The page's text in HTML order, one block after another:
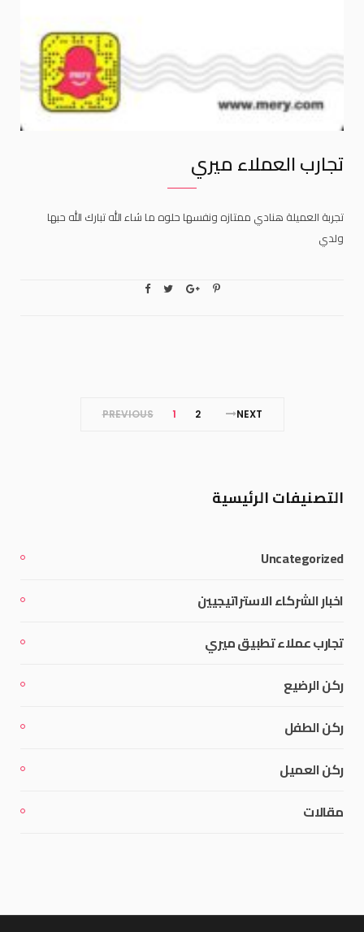
تجارب العملاء ميري
تجربة العميلة هنادي ممتازه ونفسها حلوه ما شاء الله تبارك الله حبها
ولدي
PREVIOUS 1 2 NEXT
التصنيفات الرئيسية
Uncategorized
اخبار الشركاء الاستراتيجيين
تجارب عملاء تطبيق ميري
ركن الرضيع
ركن الطفل
ركن العميل
مقالات